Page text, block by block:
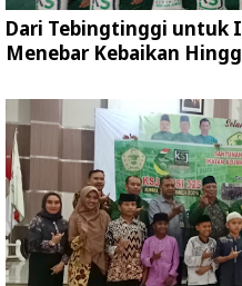
Dari Tebingtinggi untuk
Menebar Kebaikan